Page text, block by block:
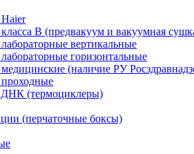
B (предвакуум и вакуумная
вертикальные
горизонтальные
(наличие РУ
(термоциклеры)
(перчаточные боксы)